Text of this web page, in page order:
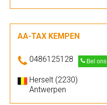
AA-TAX KEMPEN
0486125128 Bel ons
Herselt (2230)
Antwerpen